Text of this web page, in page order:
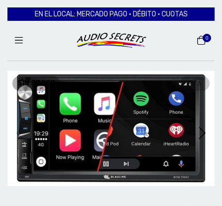
EN EL LOCAL: MERCADO PAGO · DÉBITO · CUOTAS
0
SIN STOCK 1 3